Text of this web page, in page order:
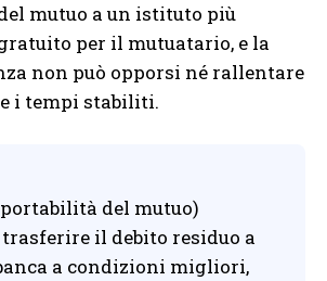
mutuo a un istituto più
per il mutuatario, e la
non può opporsi né rallentare
i tempi stabiliti.
del mutuo)
il debito residuo a
a condizioni migliori,